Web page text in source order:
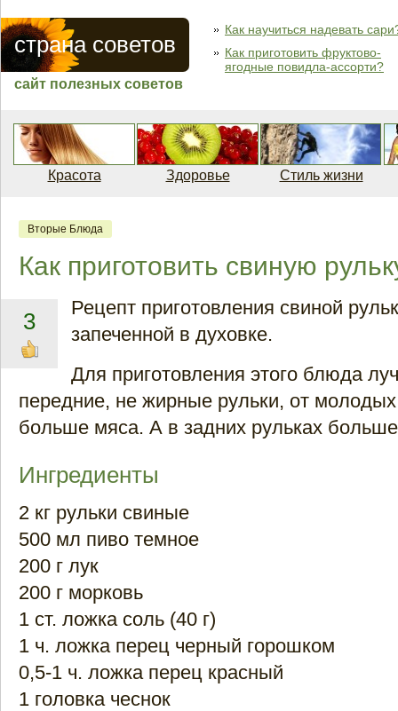
страна советов
сайт полезных советов
Как научиться надевать
Как приготовить фруктово-
ягодные повидла-ассорти?
Красота Здоровье Стиль жизни
Вторые Блюда
Как приготовить свиную
3
Рецепт приготовления свиной
запеченной в духовке.
Для приготовления этого блюда
передние, не жирные рульки, от молодых
больше мяса. А в задних рульках
Ингредиенты
2 кг рульки свиные
500 мл пиво темное
200 г лук
200 г морковь
1 ст. ложка соль (40 г)
1 ч. ложка перец черный горошком
0,5-1 ч. ложка перец красный
1 головка чеснок